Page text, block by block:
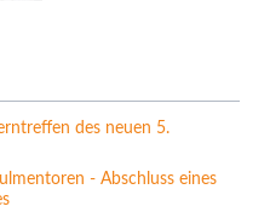
des neuen 5.
- Abschluss eines